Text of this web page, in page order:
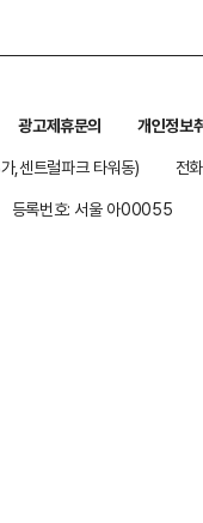
광고제휴문의
개인정보
,센트럴파크 타워동)
전
등록번호: 서울 아00055